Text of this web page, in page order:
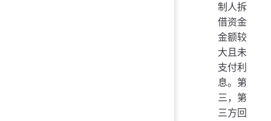
制人拆
借资金
金额较
大且未
支付利
息。第
三，第
三方回